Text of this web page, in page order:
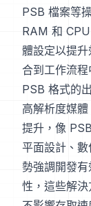
PSB 檔案等
RAM 和
體設定以提
合到工作流程
PSB 格式的
高解析度媒
提升，像
平面設計、
勢強調開發
性，這些解